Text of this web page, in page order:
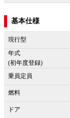
基本仕様
現行型
年式
(初年度登録)
乗員定員
燃料
ドア